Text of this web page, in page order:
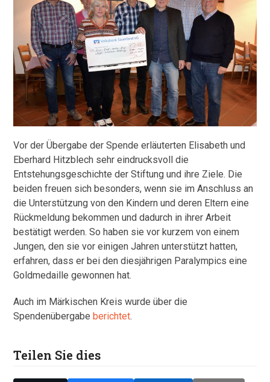
Vor der Übergabe der Spende erläuterten Elisabeth und
Eberhard Hitzblech sehr eindrucksvoll die
Entstehungsgeschichte der Stiftung und ihre Ziele. Die
beiden freuen sich besonders, wenn sie im Anschluss an
die Unterstützung von den Kindern und deren Eltern eine
Rückmeldung bekommen und dadurch in ihrer Arbeit
bestätigt werden. So haben sie vor kurzem von einem
Jungen, den sie vor einigen Jahren unterstützt hatten,
erfahren, dass er bei den diesjährigen Paralympics eine
Goldmedaille gewonnen hat.
Auch im Märkischen Kreis wurde über die
Spendenübergabeberichtet.
Teilen Sie dies